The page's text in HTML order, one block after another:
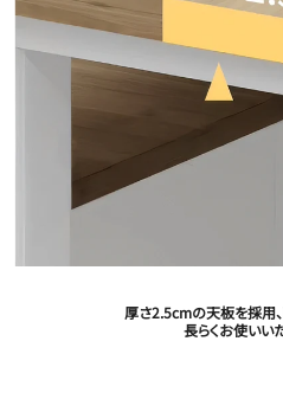
厚さ2.5cmの天板を採用
長らくお使いい